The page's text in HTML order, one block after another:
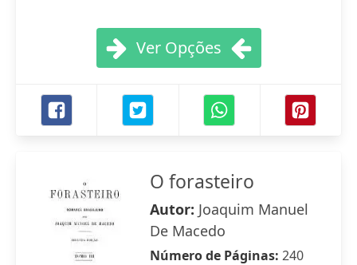
Ver Opções
O forasteiro
Autor: Joaquim Manuel
De Macedo
Número de Páginas: 240